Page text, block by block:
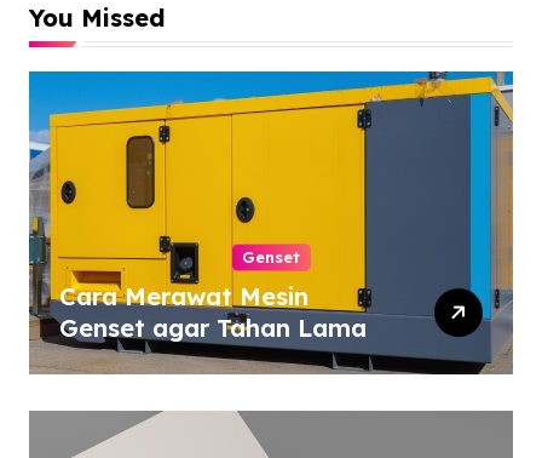
You Missed
Genset
Cara Merawat Mesin
Genset agar Tahan Lama